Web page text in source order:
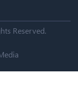
Reserved.